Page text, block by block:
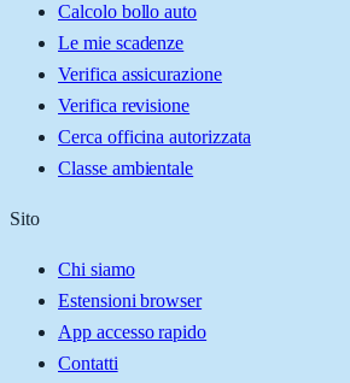
Calcolo bollo auto
Le mie scadenze
Verifica assicurazione
Verifica revisione
Cerca officina autorizzata
Classe ambientale
Sito
Chi siamo
Estensioni browser
App accesso rapido
Contatti